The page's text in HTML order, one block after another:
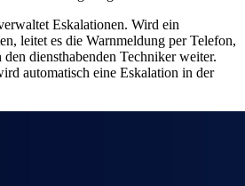
Eskalationen. Wird ein
leitet es die Warnmeldung per Telefon,
diensthabenden Techniker weiter.
automatisch eine Eskalation in der